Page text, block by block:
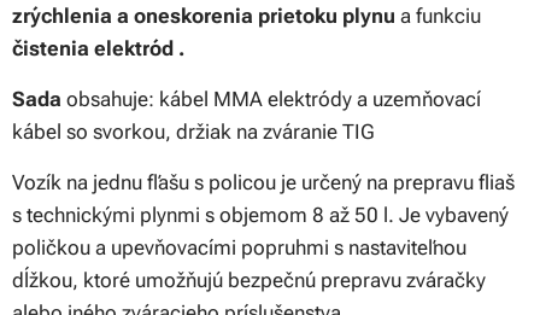
zrýchlenia a oneskorenia prietoku plynu a funkciu
čistenia elektród .
Sada obsahuje: kábel MMA elektródy a uzemňovací
kábel so svorkou, držiak na zváranie TIG
Vozík na jednu fľašu s policou je určený na prepravu fliaš
s technickými plynmi s objemom 8 až 50 l. Je vybavený
poličkou a upevňovacími popruhmi s nastaviteľnou
dĺžkou, ktoré umožňujú bezpečnú prepravu zváračky